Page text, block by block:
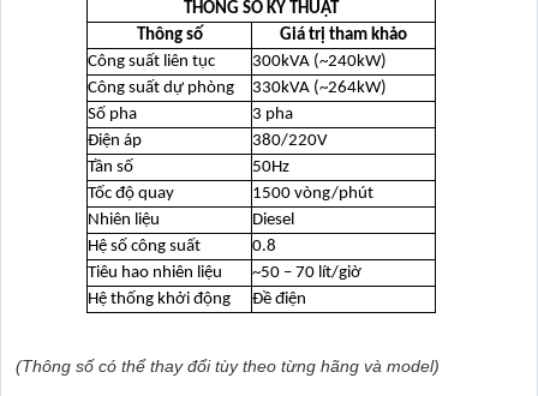
THÔNG SỐ KỸ THUẬT
Thông số
Giá trị tham khảo
Công suất liên tục
300kVA (~240kW)
Công suất dự phòng
330kVA (~264kW)
Số pha
3 pha
Điện áp
380/220V
Tần số
50Hz
Tốc độ quay
1500 vòng/phút
Nhiên liệu
Diesel
Hệ số công suất
0.8
Tiêu hao nhiên liệu
~50 – 70 lít/giờ
Hệ thống khởi động
Đề điện
(Thông số có thể thay đổi tùy theo từng hãng và model)